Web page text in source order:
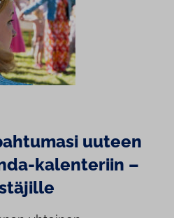
uuteen
kalenteriin –